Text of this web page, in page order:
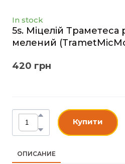
In stock
5s. Міцелій Траметеса
мелений
420 грн
Купити
ОПИСАНИЕ